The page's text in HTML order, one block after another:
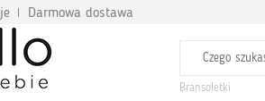
Darmowa dostawa
Bransoletki